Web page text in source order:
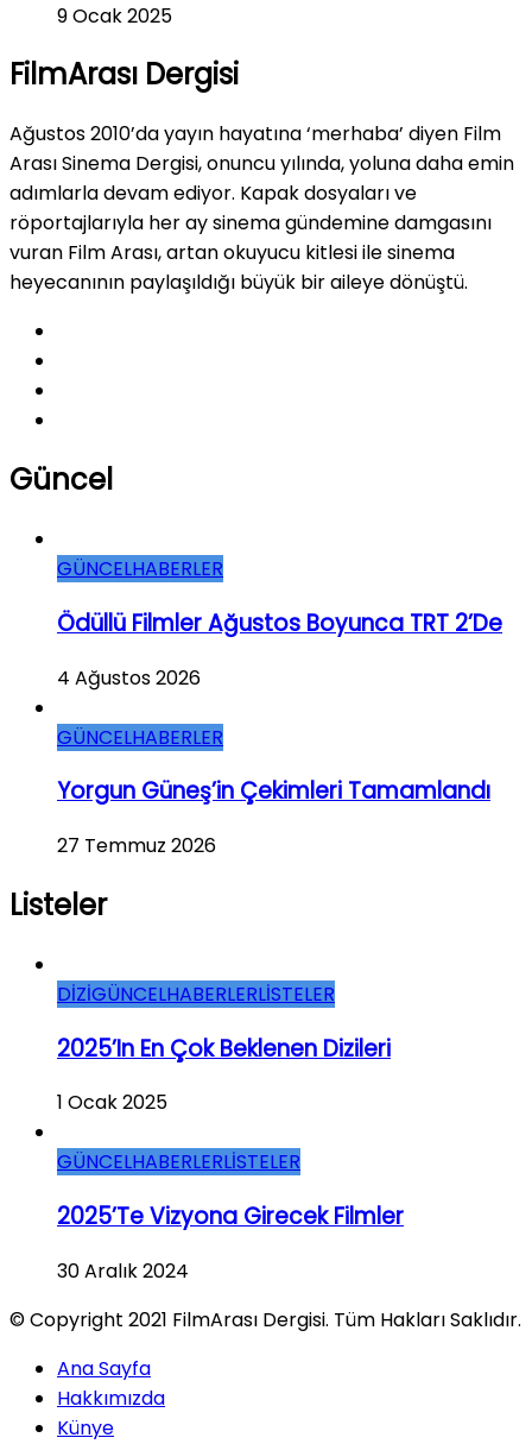
9 Ocak 2025
FilmArası Dergisi
Ağustos 2010’da yayın hayatına ‘merhaba’ diyen Film
Arası Sinema Dergisi, onuncu yılında, yoluna daha emin
adımlarla devam ediyor. Kapak dosyaları ve
röportajlarıyla her ay sinema gündemine damgasını
vuran Film Arası, artan okuyucu kitlesi ile sinema
heyecanının paylaşıldığı büyük bir aileye dönüştü.
Güncel
GÜNCELHABERLER
Ödüllü Filmler Ağustos Boyunca TRT 2’de
4 Ağustos 2026
GÜNCELHABERLER
Yorgun Güneş’in Çekimleri Tamamlandı
27 Temmuz 2026
Listeler
DİZİGÜNCELHABERLERLİSTELER
2025’in En Çok Beklenen Dizileri
1 Ocak 2025
GÜNCELHABERLERLİSTELER
2025’te Vizyona Girecek Filmler
30 Aralık 2024
© Copyright 2021 FilmArası Dergisi. Tüm Hakları Saklıdır.
Ana Sayfa
Hakkımızda
Künye